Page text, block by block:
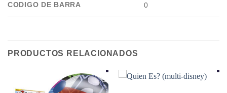
CODIGO DE BARRA 0
PRODUCTOS RELACIONADOS